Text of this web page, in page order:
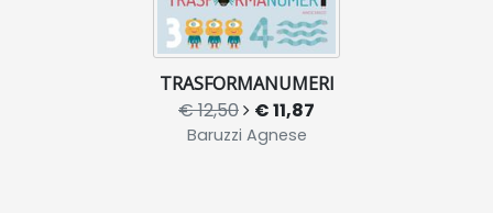
TRASFORMANUMERI
€ 12,50 € 11,87
Baruzzi Agnese